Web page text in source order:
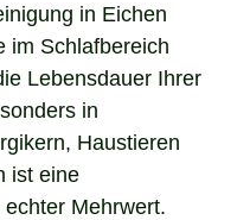
in Eichen
im Schlafbereich
Lebensdauer Ihrer
in
Haustieren
ist eine
Mehrwert.